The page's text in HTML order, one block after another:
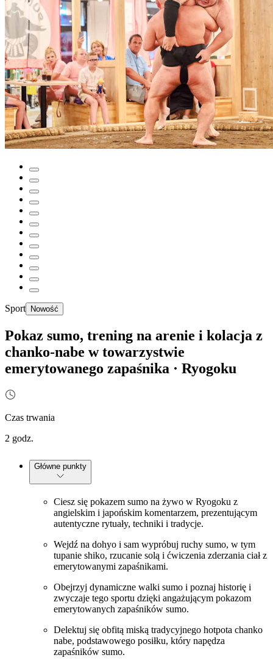
Sport Nowość
Pokaz sumo, trening na arenie i kolacja z
chanko-nabe w towarzystwie
emerytowanego zapaśnika · Ryogoku
Czas trwania
2 godz.
Główne punkty
Ciesz się pokazem sumo na żywo w Ryogoku z
angielskim i japońskim komentarzem, prezentującym
autentyczne rytuały, techniki i tradycje.
Wejdź na dohyo i sam wypróbuj ruchy sumo, w tym
tupanie shiko, rzucanie solą i ćwiczenia zderzania ciał z
emerytowanymi zapaśnikami.
Obejrzyj dynamiczne walki sumo i poznaj historię i
zwyczaje tego sportu dzięki angażującym pokazom
emerytowanych zapaśników sumo.
Delektuj się obfitą miską tradycyjnego hotpota chanko
nabe, podstawowego posiłku, który napędza
zapaśników sumo.